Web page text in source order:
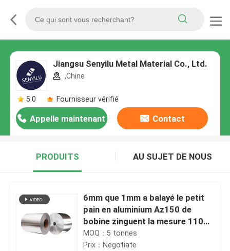
Jiangsu Senyilu Metal Material Co., Ltd.
,Chine
5.0 Fournisseur vérifié
Appelle maintenant Contact
PRODUITS AU SUJET DE NOUS
6mm que 1mm a balayé le petit
pain en aluminium Az150 de
bobine zinguent la mesure 1100
d'Alume 26 1060 1050 0.15-
6.0mm
MOQ：5 tonnes
Prix：Negotiate